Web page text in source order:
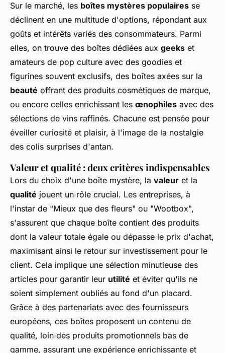
Sur le marché, les boîtes mystères populaires se
déclinent en une multitude d'options, répondant aux
goûts et intérêts variés des consommateurs. Parmi
elles, on trouve des boîtes dédiées aux geeks et
amateurs de pop culture avec des goodies et
figurines souvent exclusifs, des boîtes axées sur la
beauté offrant des produits cosmétiques de marque,
ou encore celles enrichissant les œnophiles avec des
sélections de vins raffinés. Chacune est pensée pour
éveiller curiosité et plaisir, à l'image de la nostalgie
des colis surprises d'antan.
Valeur et qualité : deux critères indispensables
Lors du choix d'une boîte mystère, la valeur et la
qualité jouent un rôle crucial. Les entreprises, à
l'instar de "Mieux que des fleurs" ou "Wootbox",
s'assurent que chaque boîte contient des produits
dont la valeur totale égale ou dépasse le prix d'achat,
maximisant ainsi le retour sur investissement pour le
client. Cela implique une sélection minutieuse des
articles pour garantir leur utilité et éviter qu'ils ne
soient simplement oubliés au fond d'un placard.
Grâce à des partenariats avec des fournisseurs
européens, ces boîtes proposent un contenu de
qualité, loin des produits promotionnels bas de
gamme, assurant une expérience enrichissante et